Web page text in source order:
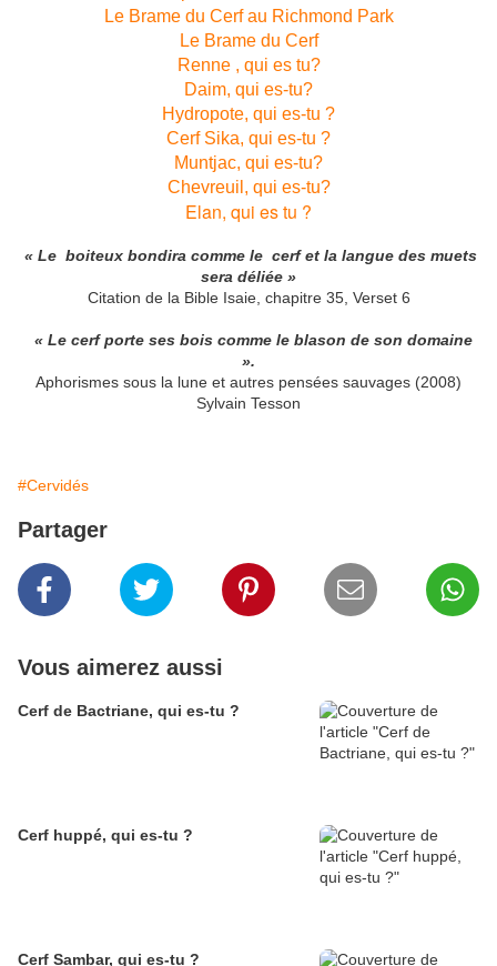
Le Brame du Cerf au Richmond Park
Le Brame du Cerf
Renne , qui es tu?
Daim, qui es-tu?
Hydropote, qui es-tu ?
Cerf Sika, qui es-tu ?
Muntjac, qui es-tu?
Chevreuil, qui es-tu?
Elan, qui es tu ?
« Le boiteux bondira comme le cerf et la langue des muets
sera déliée »
Citation de la Bible Isaie, chapitre 35, Verset 6
« Le cerf porte ses bois comme le blason de son domaine
».
Aphorismes sous la lune et autres pensées sauvages (2008)
Sylvain Tesson
#Cervidés
Partager
Vous aimerez aussi
Cerf de Bactriane, qui es-tu ?
Cerf huppé, qui es-tu ?
Cerf Sambar, qui es-tu ?